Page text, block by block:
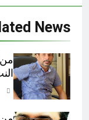
News
من
النت